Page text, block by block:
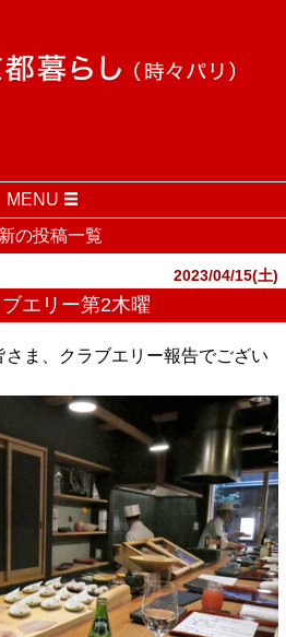
MENU
の投稿一覧
2023/04/15(土)
エリー第2木曜
ま、クラブエリー報告でござい